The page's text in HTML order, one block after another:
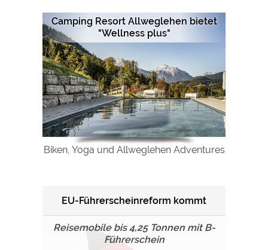
Camping Resort Allweglehen bietet
"Wellness plus"
Biken, Yoga und Allweglehen Adventures
EU-Führerscheinreform kommt
Reisemobile bis 4,25 Tonnen mit B-
Führerschein
Die Cookieeinstellungen können jeder Zeit im Footer
über "COOKIES" geändert werden!